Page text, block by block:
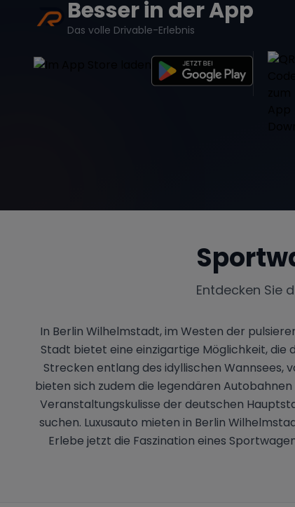
Besser in der App
Das volle Drivable-Erlebnis
Entdecken Sie
In Berlin Wilhelmstadt, im Westen der
Stadt bietet eine einzigartige Möglichkeit, die
Strecken entlang des idyllischen Wannsees,
bieten sich zudem die legendären
Veranstaltungskulisse der deutschen
suchen. Luxusauto mieten in Berlin
Erlebe jetzt die Faszination eines